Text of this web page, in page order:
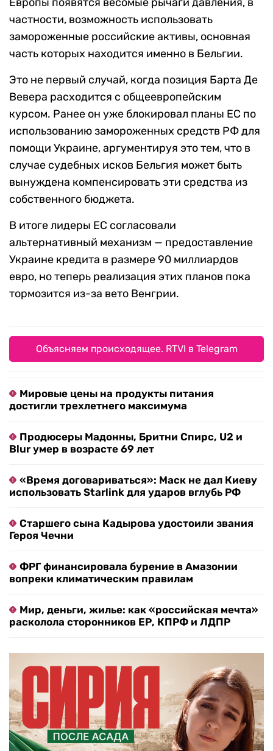
частности, возможность использовать
замороженные российские активы, основная
часть которых находится именно в Бельгии.
Это не первый случай, когда позиция Барта Де
Вевера расходится с общеевропейским
курсом. Ранее он уже блокировал планы ЕС по
использованию замороженных средств РФ для
помощи Украине, аргументируя это тем, что в
случае судебных исков Бельгия может быть
вынуждена компенсировать эти средства из
собственного бюджета.
В итоге лидеры ЕС согласовали
альтернативный механизм — предоставление
Украине кредита в размере 90 миллиардов
евро, но теперь реализация этих планов пока
тормозится из-за вето Венгрии.
Объясняем происходящее. RTVI в Telegram
Мировые цены на продукты питания
достигли трехлетнего максимума
Продюсеры Мадонны, Бритни Спирс, U2 и
Blur умер в возрасте 69 лет
«Время договариваться»: Маск не дал Киеву
использовать Starlink для ударов вглубь РФ
Старшего сына Кадырова удостоили звания
Героя Чечни
ФРГ финансировала бурение в Амазонии
вопреки климатическим правилам
Мир, деньги, жилье: как «российская мечта»
расколола сторонников ЕР, КПРФ и ЛДПР